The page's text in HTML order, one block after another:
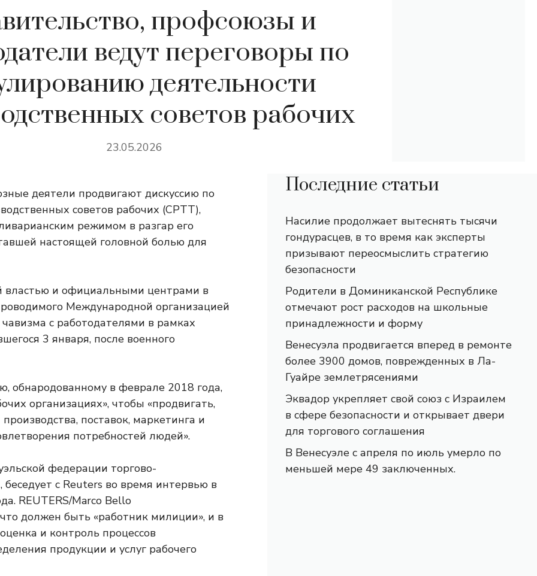
профсоюзы и
ведут переговоры по
деятельности
советов рабочих
23.05.2026
деятели продвигают дискуссию по
советов рабочих (CPTT),
режимом в разгар его
настоящей головной болью для
властью и официальными центрами в
Международной организацией
с работодателями в рамках
3 января, после военного
обнародованному в феврале 2018 года,
организациях», чтобы «продвигать,
поставок, маркетинга и
потребностей людей».
что должен быть «работник милиции», и в
и контроль процессов
продукции и услуг рабочего
Последние статьи
Насилие продолжает вытеснять тысячи
гондурасцев, в то время как эксперты
призывают переосмыслить стратегию
безопасности
Родители в Доминиканской Республике
отмечают рост расходов на школьные
принадлежности и форму
Венесуэла продвигается вперед в ремонте
более 3900 домов, поврежденных в Ла-
Гуайре землетрясениями
Эквадор укрепляет свой союз с Израилем
в сфере безопасности и открывает двери
для торгового соглашения
В Венесуэле с апреля по июль умерло по
меньшей мере 49 заключенных.